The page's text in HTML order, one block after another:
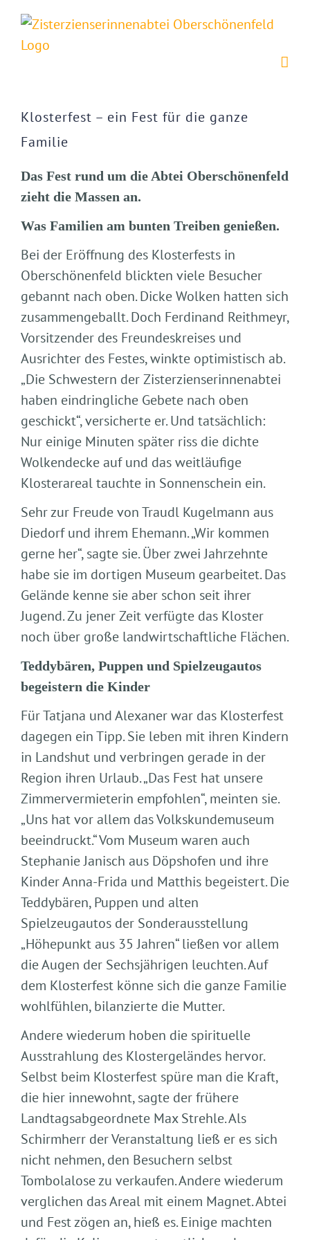
Zum
Inhalt
springen
grösseres
Bild
Klosterfest – ein Fest für die ganze
Familie
Das Fest rund um die Abtei Oberschönenfeld
zieht die Massen an.
Was Familien am bunten Treiben genießen.
Bei der Eröffnung des Klosterfests in
Oberschönenfeld blickten viele Besucher
gebannt nach oben. Dicke Wolken hatten sich
zusammengeballt. Doch Ferdinand Reithmeyr,
Vorsitzender des Freundeskreises und
Ausrichter des Festes, winkte optimistisch ab.
„Die Schwestern der Zisterzienserinnenabtei
haben eindringliche Gebete nach oben
geschickt“, versicherte er. Und tatsächlich:
Nur einige Minuten später riss die dichte
Wolkendecke auf und das weitläufige
Klosterareal tauchte in Sonnenschein ein.
Sehr zur Freude von Traudl Kugelmann aus
Diedorf und ihrem Ehemann. „Wir kommen
gerne her“, sagte sie. Über zwei Jahrzehnte
habe sie im dortigen Museum gearbeitet. Das
Gelände kenne sie aber schon seit ihrer
Jugend. Zu jener Zeit verfügte das Kloster
noch über große landwirtschaftliche Flächen.
Teddybären, Puppen und Spielzeugautos
begeistern die Kinder
Für Tatjana und Alexaner war das Klosterfest
dagegen ein Tipp. Sie leben mit ihren Kindern
in Landshut und verbringen gerade in der
Region ihren Urlaub. „Das Fest hat unsere
Zimmervermieterin empfohlen“, meinten sie.
„Uns hat vor allem das Volkskundemuseum
beeindruckt.“ Vom Museum waren auch
Stephanie Janisch aus Döpshofen und ihre
Kinder Anna-Frida und Matthis begeistert. Die
Teddybären, Puppen und alten
Spielzeugautos der Sonderausstellung
„Höhepunkt aus 35 Jahren“ ließen vor allem
die Augen der Sechsjährigen leuchten. Auf
dem Klosterfest könne sich die ganze Familie
wohlfühlen, bilanzierte die Mutter.
Andere wiederum hoben die spirituelle
Ausstrahlung des Klostergeländes hervor.
Selbst beim Klosterfest spüre man die Kraft,
die hier innewohnt, sagte der frühere
Landtagsabgeordnete Max Strehle. Als
Schirmherr der Veranstaltung ließ er es sich
nicht nehmen, den Besuchern selbst
Tombolalose zu verkaufen. Andere wiederum
verglichen das Areal mit einem Magnet. Abtei
und Fest zögen an, hieß es. Einige machten